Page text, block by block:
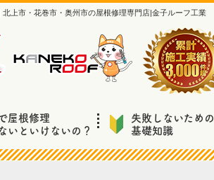
北上市・花巻市・奥州市の屋根修理専門店|金子ルーフ工業
屋根修理
いといけないの？
失敗しないための
基礎知識